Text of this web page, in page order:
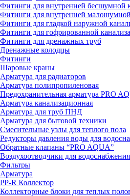
Фитинги для внутренней бесшумной
Фитинги для внутренней
Фитинги для гладкой наружной
Фитинги для гофрированной
Фитинги для дренажных труб
Дренажные колодцы
Фитинги
Шаровые краны
Арматура для радиаторов
Арматура полипропиленовая
Предохранительная арматура PRO
Арматура канализационная
Арматура для труб ПНД
Арматура для бытовой техники
Смесительные узлы для теплого пола
Редукторы давления воды для
Обратные клапаны “PRO AQUA”
Воздухоотводчики для водоснабжения
Фильтры
Арматура
PP-R Коллектор
Коллекторные блоки для теплых